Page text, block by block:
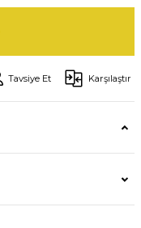
Tavsiye Et Karşılaştır